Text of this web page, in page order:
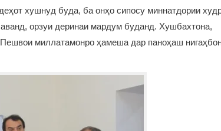
хушнуд буда, ба онҳо сипосу миннатдории
орзуи деринаи мардум буданд. Хушбахтона,
миллатамонро ҳамеша дар паноҳаш